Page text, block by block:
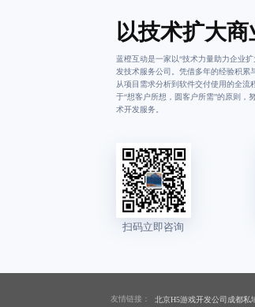
以技术扩大商
蓝橙互动是一家以“技术力量助力企业
发技术服务公司。凭借多年的经验积累
从项目需求分析到软件交付使用的全流
于“想客户所想，圆客户所需”的原则，
术开发服务。
友情链接： 北京H5游戏开发公司 成都私